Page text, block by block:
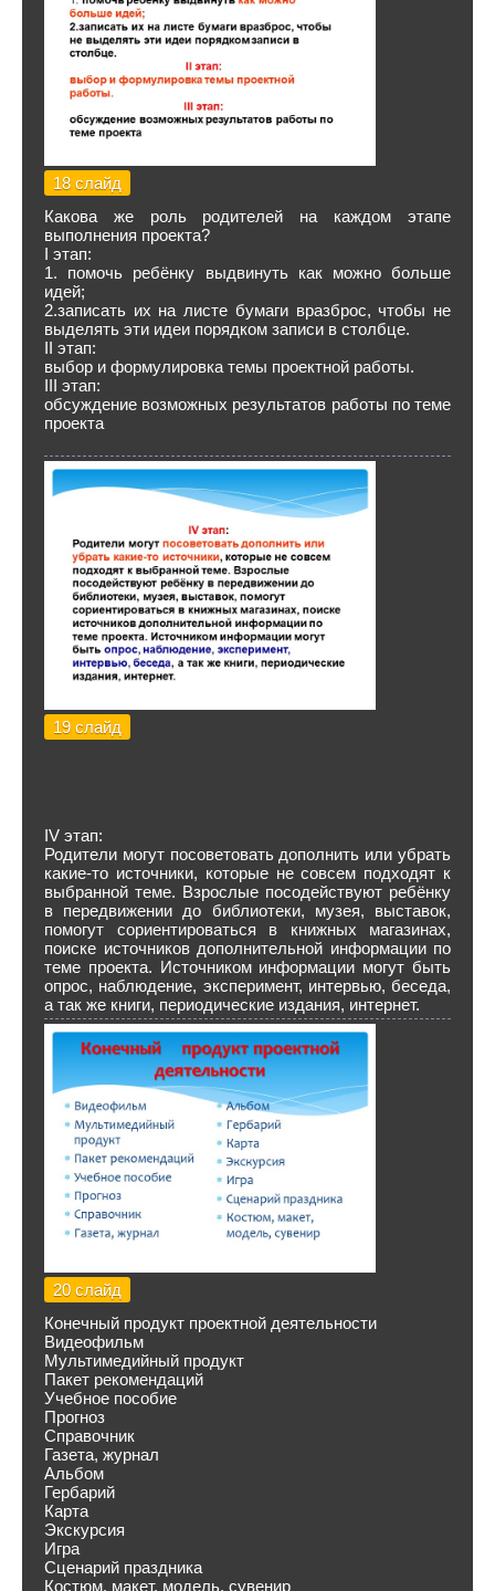
18 слайд
Какова же роль родителей на каждом этапе
выполнения проекта?
I этап:
1. помочь ребёнку выдвинуть как можно больше
идей;
2.записать их на листе бумаги вразброс, чтобы не
выделять эти идеи порядком записи в столбце.
II этап:
выбор и формулировка темы проектной работы.
III этап:
обсуждение возможных результатов работы по теме
проекта
19 слайд
IV этап:
Родители могут посоветовать дополнить или убрать
какие-то источники, которые не совсем подходят к
выбранной теме. Взрослые посодействуют ребёнку
в передвижении до библиотеки, музея, выставок,
помогут сориентироваться в книжных магазинах,
поиске источников дополнительной информации по
теме проекта. Источником информации могут быть
опрос, наблюдение, эксперимент, интервью, беседа,
а так же книги, периодические издания, интернет.
20 слайд
Конечный продукт проектной деятельности
Видеофильм
Мультимедийный продукт
Пакет рекомендаций
Учебное пособие
Прогноз
Справочник
Газета, журнал
Альбом
Гербарий
Карта
Экскурсия
Игра
Сценарий праздника
Костюм, макет, модель, сувенир